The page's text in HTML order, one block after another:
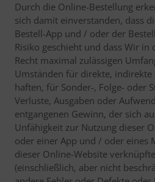
Durch die Online-Bestellung
sich damit einverstanden, dass
Bestell-App und / oder der
Risiko geschieht und dass Wir in
Recht maximal zulässigen
Umständen für direkte, indirekte
haften, für Sonder-, Folge- oder
Verluste, Ausgaben oder
entgangenen Gewinn, der sich
Unfähigkeit zur Nutzung dieser
oder einer App und / oder eines
dieser Online-Website
(einschließlich, aber nicht